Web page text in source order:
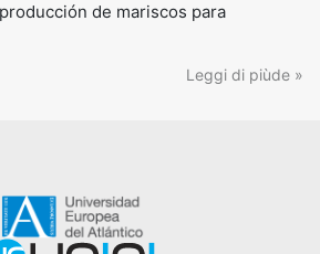
de mariscos para
Leggi di piùde »